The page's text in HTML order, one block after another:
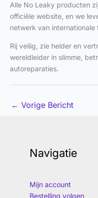
Alle No Leaky producten
officiële website, en we
netwerk van internationale
Rij veilig, zie helder en
wereldleider in slimme,
autoreparaties.
← Vorige Bericht
Navigatie
Mijn account
Bestelling volgen